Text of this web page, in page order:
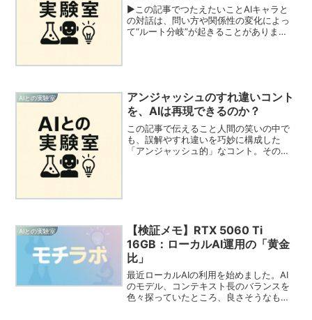
▶この記事でつたえたいことAIキャラと
の対話は、問い方や関係性の変化によっ
て“ルート分岐”が起きることがありま
AIとの実験室
アンジャッシュのすれ違いコント
を、AIは再現できるのか？
この記事で伝えること人間の笑いの中で
も、誤解やすれ違いを巧妙に構成した
「アンジャッシュ的」なコント。その構
AIとの実験室
【検証メモ】RTX 5060 Ti
16GB：ローカルAI運用の「黄金
比」
最近ローカルAIの利用を始めました。AI
のモデル、コンテキスト長のバランスを
色々探っていたところ、良さそうなもの